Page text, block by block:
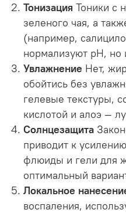
Тонизация Тоники с
зеленого чая, а
(например,
нормализуют рН, но
Увлажнение Нет,
обойтись без
гелевые текстуры,
кислотой и алоэ —
Солнцезащита
приводит к
флюиды и гели для
оптимальный
Локальное
воспаления,